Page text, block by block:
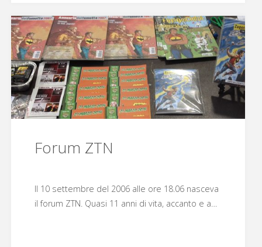
Forum ZTN
Il 10 settembre del 2006 alle ore 18.06 nasceva
il forum ZTN. Quasi 11 anni di vita, accanto e a…